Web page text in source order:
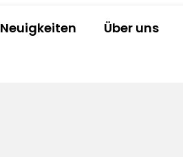
Über uns